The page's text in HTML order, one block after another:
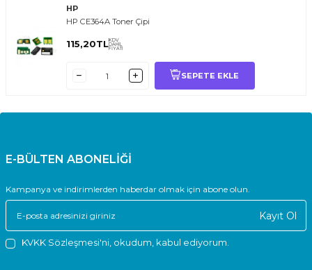
HP
HP CE364A Toner Çipi
115,20TLKDV
DAHİL
FİYATI
SEPETE EKLE
E-BÜLTEN ABONELİĞİ
Kampanya ve indirimlerden haberdar olmak için abone olun.
Kayıt Ol
KVKK Sözleşmesi'ni , okudum, kabul ediyorum.